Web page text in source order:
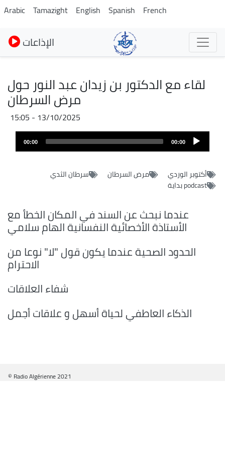
Skip
to
main
content
Arabic Tamazight English Spanish French
الإذاعات
لقاء مع الدكتور بن زيدان عبد النور حول
مرض السرطان
13/10/2025 - 15:05
Fichier
audio
00:00
00:00
أكتوبر الوردي مرض السرطان
سرطان الثدي
podcast بداية
عندما نبحث عن السند في المكان الخطأ مع
الأستاذة الأخصائية النفسانية الهام سلامي
الحدود الصحية عندما يكون قول "لا" نوعا من
الاحترام
شفاء العلاقات
الذكاء العاطفي لحياة أسهل و علاقات أجمل
© Radio Algérienne 2021